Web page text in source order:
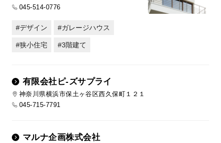
045-514-0776
デザイン ガレージハウス
狭小住宅 3階建て
有限会社ピ-ズサプライ
神奈川県横浜市保土ヶ谷区西久保町１２１
045-715-7791
マルナ企画株式会社